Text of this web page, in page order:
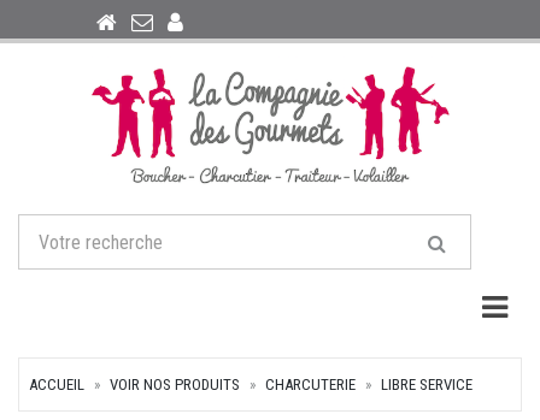
ACCUEIL VOIR NOS PRODUITS CHARCUTERIE LIBRE SERVICE